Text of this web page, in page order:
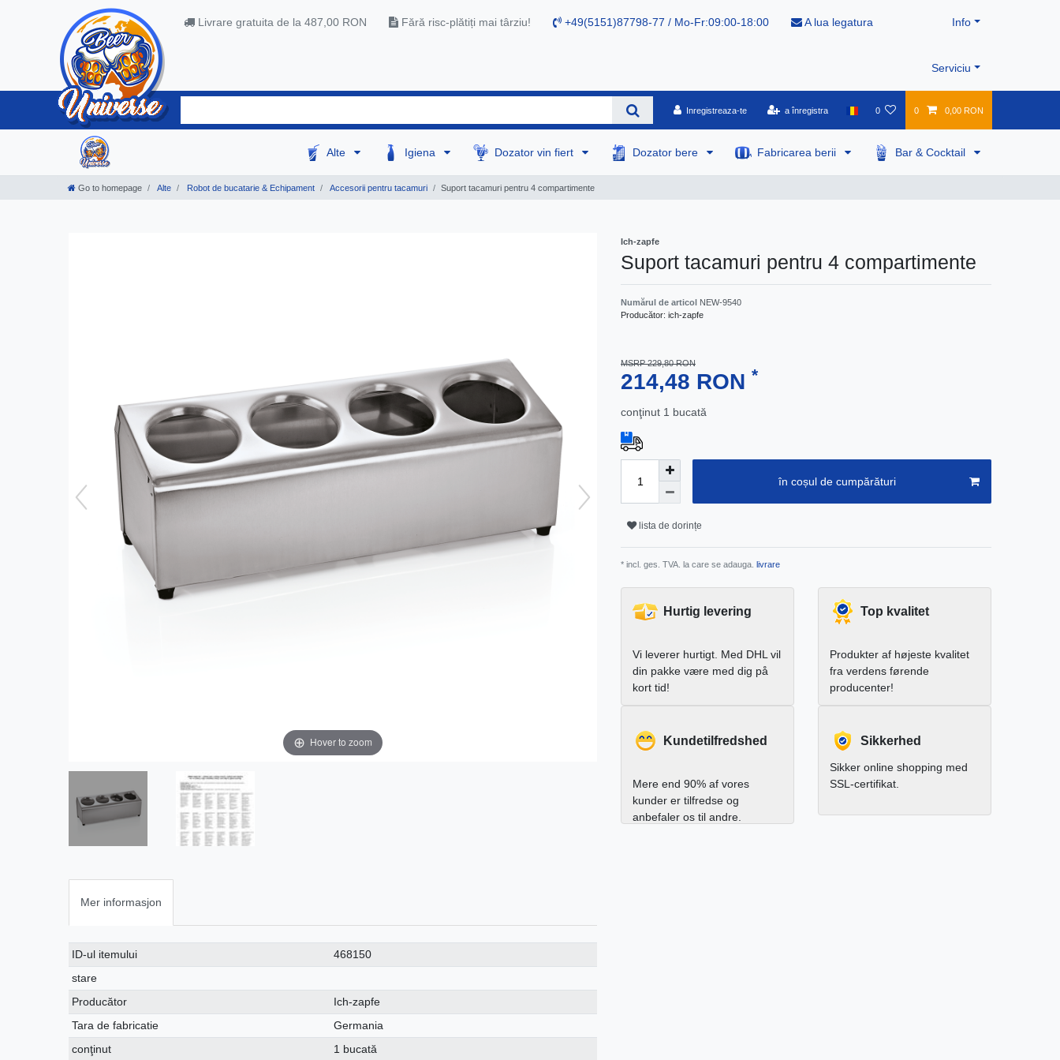
Livrare gratuita de la 487,00 RON Fără risc-plătiți mai târziu! +49(5151)87798-77 / Mo-Fr:09:00-18:00 A lua legatura Info
Serviciu
Inregistreaza-te a înregistra 0 0 0,00 RON
Alte Igiena Dozator vin fiert Dozator bere Fabricarea berii Bar & Cocktail
Go to homepage Alte Robot de bucatarie & Echipament Accesorii pentru tacamuri Suport tacamuri pentru 4 compartimente
Hover to zoom
Mer informasjon
Ceres::Template.singleItemTechnicalDataAttribute
Ceres::Template.singleItemTechnicalDataValue
ID-ul itemului
468150
stare
Producător
Ich-zapfe
Tara de fabricatie
Germania
conţinut
1 bucată
Ich-zapfe
Suport tacamuri pentru 4 compartimente
Numărul de articol NEW-9540
Producător: ich-zapfe
MSRP 229,80 RON
214,48 RON *
conţinut 1 bucată
în coșul de cumpărături
lista de dorințe
* incl. ges. TVA. la care se adauga. livrare
Hurtig levering
Vi leverer hurtigt. Med DHL vil
din pakke være med dig på
kort tid!
Top kvalitet
Produkter af højeste kvalitet
fra verdens førende
producenter!
Kundetilfredshed
Mere end 90% af vores
kunder er tilfredse og
anbefaler os til andre.
Sikkerhed
Sikker online shopping med
SSL-certifikat.